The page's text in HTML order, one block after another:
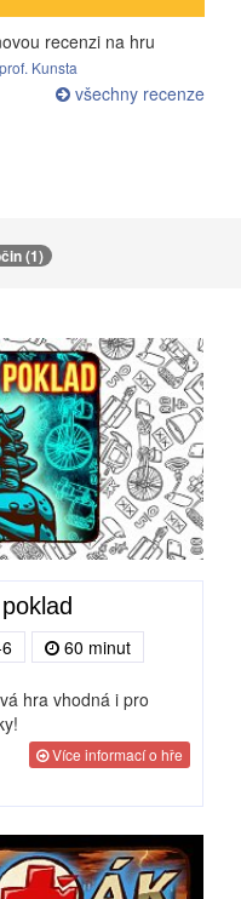
recenzi na hru
Kunsta
všechny recenze
(1)
60 minut
hra vhodná i pro
Více informací o hře